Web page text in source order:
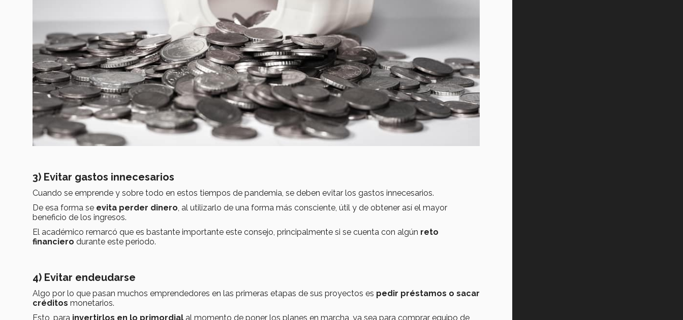
3) Evitar gastos innecesarios
Cuando se emprende y sobre todo en estos tiempos de pandemia, se deben evitar los gastos innecesarios.
De esa forma se evita perder dinero, al utilizarlo de una forma más consciente, útil y de obtener así el mayor
beneficio de los ingresos.
El académico remarcó que es bastante importante este consejo, principalmente si se cuenta con algún reto
financiero durante este periodo.
4) Evitar endeudarse
Algo por lo que pasan muchos emprendedores en las primeras etapas de sus proyectos es pedir préstamos o sacar
créditos monetarios.
Esto, para invertirlos en lo primordial al momento de poner los planes en marcha, ya sea para comprar equipo de